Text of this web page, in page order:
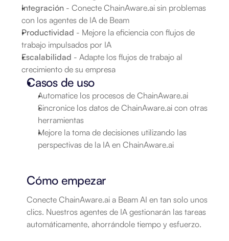
Integración - Conecte ChainAware.ai sin problemas
con los agentes de IA de Beam
Productividad - Mejore la eficiencia con flujos de
trabajo impulsados por IA
Escalabilidad - Adapte los flujos de trabajo al
crecimiento de su empresa
Casos de uso
Automatice los procesos de ChainAware.ai
Sincronice los datos de ChainAware.ai con otras
herramientas
Mejore la toma de decisiones utilizando las
perspectivas de la IA en ChainAware.ai
Cómo empezar
Conecte ChainAware.ai a Beam AI en tan solo unos
clics. Nuestros agentes de IA gestionarán las tareas
automáticamente, ahorrándole tiempo y esfuerzo.